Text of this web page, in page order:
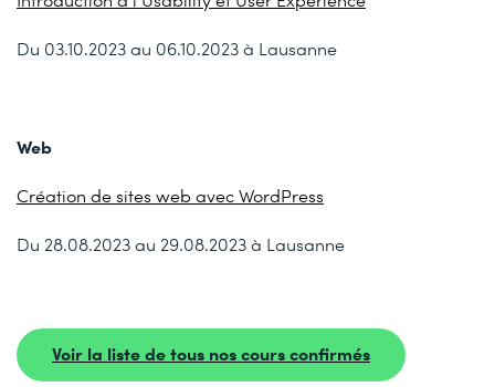
Du 03.10.2023 au 06.10.2023 à Lausanne
Web
Création de sites web avec WordPress
Du 28.08.2023 au 29.08.2023 à Lausanne
Voir la liste de tous nos cours confirmés